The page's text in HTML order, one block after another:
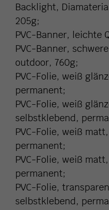
Backlight,
205g;
PVC-Banner, leichte
PVC-Banner,
outdoor, 760g;
PVC-Folie, weiß
permanent;
PVC-Folie, weiß
selbstklebend,
PVC-Folie, weiß
permanent;
PVC-Folie, weiß
permanent;
PVC-Folie,
selbstklebend,